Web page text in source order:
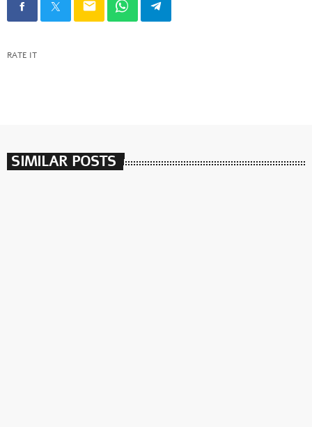
email
RATE IT
SIMILAR POSTS